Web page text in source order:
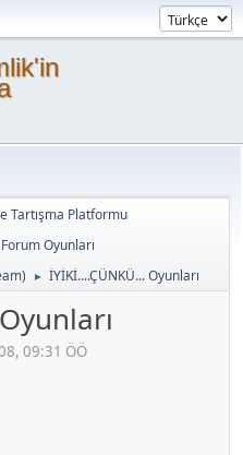
Tartışma Platformu
Forum Oyunları
) ► İYİKİ....ÇÜNKÜ... Oyunları
09:31 ÖÖ